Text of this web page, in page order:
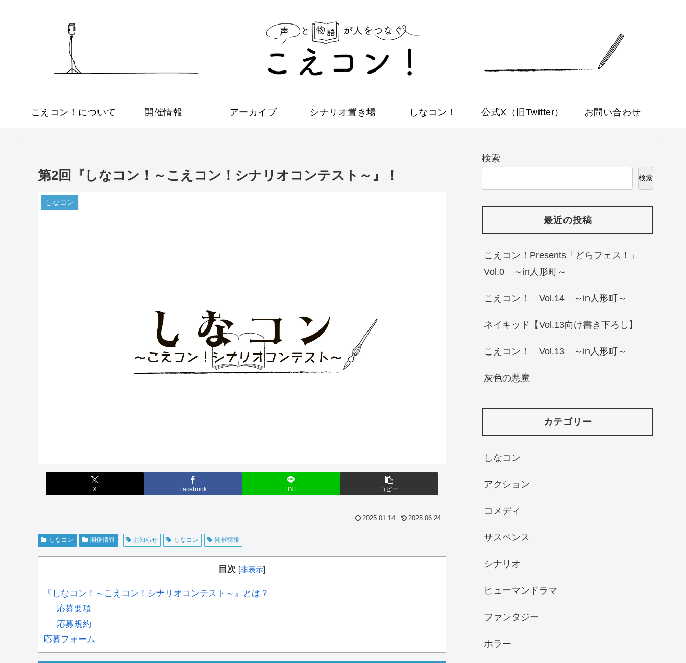
こえコン！について 開催情報 アーカイブ シナリオ置き場 しなコン！ 公式X（旧Twitter） お問い合わせ
第2回『しなコン！～こえコン！シナリオコンテスト～』！
しなコン
X Facebook LINE コピー
2025.01.14 2025.06.24
しなコン 開催情報 お知らせ しなコン 開催情報
目次 [非表示]
『しなコン！～こえコン！シナリオコンテスト～』とは？
応募要項
応募規約
応募フォーム
検索
検索
最近の投稿
こえコン！Presents「どらフェス！」
Vol.0 ～in人形町～
こえコン！ Vol.14 ～in人形町～
ネイキッド【Vol.13向け書き下ろし】
こえコン！ Vol.13 ～in人形町～
灰色の悪魔
カテゴリー
しなコン
アクション
コメディ
サスペンス
シナリオ
ヒューマンドラマ
ファンタジー
ホラー